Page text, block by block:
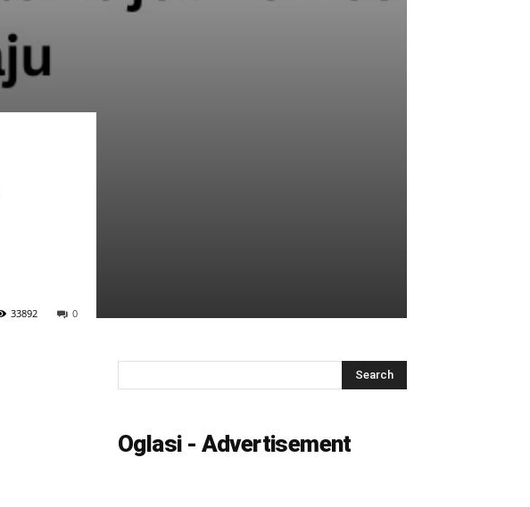
0
33892
Oglasi - Advertisement